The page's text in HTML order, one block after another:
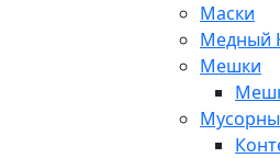
Маски
Медный
Мешки